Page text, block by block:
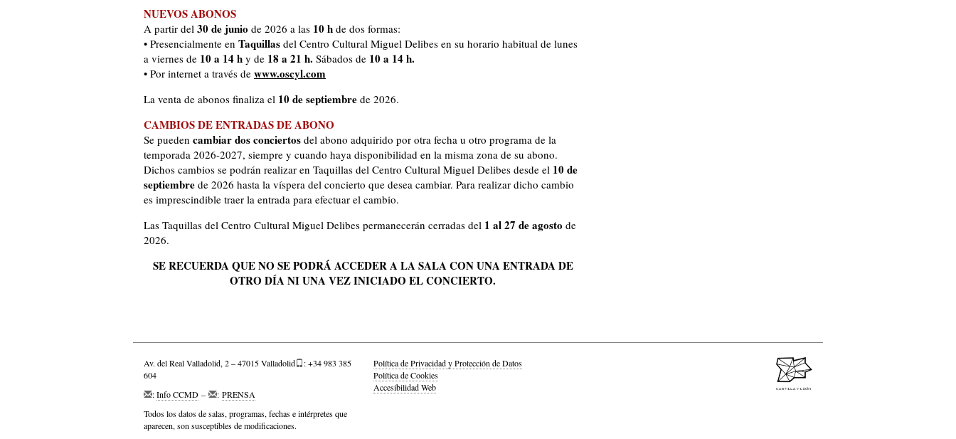
NUEVOS ABONOS
A partir del 30 de junio de 2026 a las 10 h de dos formas:
• Presencialmente en Taquillas del Centro Cultural Miguel Delibes en su horario habitual de lunes
a viernes de 10 a 14 h y de 18 a 21 h. Sábados de 10 a 14 h.
• Por internet a través de www.oscyl.com
La venta de abonos finaliza el 10 de septiembre de 2026.
CAMBIOS DE ENTRADAS DE ABONO
Se pueden cambiar dos conciertos del abono adquirido por otra fecha u otro programa de la
temporada 2026-2027, siempre y cuando haya disponibilidad en la misma zona de su abono.
Dichos cambios se podrán realizar en Taquillas del Centro Cultural Miguel Delibes desde el 10 de
septiembre de 2026 hasta la víspera del concierto que desea cambiar. Para realizar dicho cambio
es imprescindible traer la entrada para efectuar el cambio.
Las Taquillas del Centro Cultural Miguel Delibes permanecerán cerradas del 1 al 27 de agosto de
2026.
SE RECUERDA QUE NO SE PODRÁ ACCEDER A LA SALA CON UNA ENTRADA DE
OTRO DÍA NI UNA VEZ INICIADO EL CONCIERTO.
Av. del Real Valladolid, 2 – 47015 Valladolid
: +34 983 385
604
:Info CCMD – : PRENSA
Todos los datos de salas, programas, fechas e intérpretes que
aparecen, son susceptibles de modificaciones.
Política de Privacidad y Protección de Datos
Política de Cookies
Accesibilidad Web